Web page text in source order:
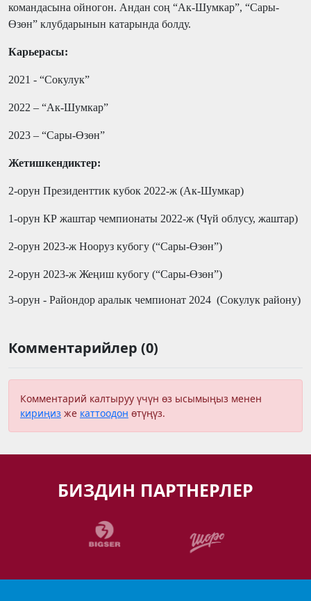
командасына ойногон. Андан соң “Ак-Шумкар”, “Сары-
Өзөн” клубдарынын катарында болду.
Карьерасы:
2021 - “Сокулук”
2022 – “Ак-Шумкар”
2023 – “Сары-Өзөн”
Жетишкендиктер:
2-орун Президенттик кубок 2022-ж (Ак-Шумкар)
1-орун КР жаштар чемпионаты 2022-ж (Чүй облусу, жаштар)
2-орун 2023-ж Нооруз кубогу (“Сары-Өзөн”)
2-орун 2023-ж Жеңиш кубогу (“Сары-Өзөн”)
3-орун - Райондор аралык чемпионат 2024 (Сокулук району)
Комментарийлер (0)
Комментарий калтыруу үчүн өз ысымыңыз менен
кириңиз же каттоодон өтүңүз.
БИЗДИН ПАРТНЕРЛЕР